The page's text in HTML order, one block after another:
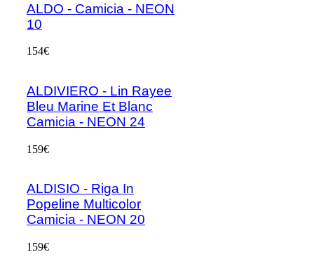
ALDO - Camicia - NEON
10
154€
ALDIVIERO - Lin Rayee
Bleu Marine Et Blanc
Camicia - NEON 24
159€
ALDISIO - Riga In
Popeline Multicolor
Camicia - NEON 20
159€